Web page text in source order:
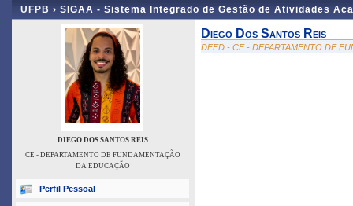
UFPB › SIGAA - Sistema Integrado de Gestão de Atividades
DIEGO DOS SANTOS REIS
CE - DEPARTAMENTO DE FUNDAMENTAÇÃO
DA EDUCAÇÃO
Perfil Pessoal
Diego Dos Santos Reis
DFED - CE - DEPARTAMENTO DE